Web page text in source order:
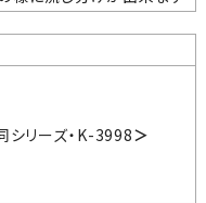
シリーズ・ K-3998＞